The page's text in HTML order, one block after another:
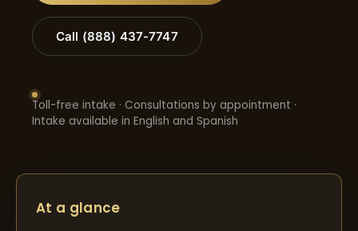
Call (888) 437-7747
Toll-free intake · Consultations by appointment ·
Intake available in English and Spanish
At a glance